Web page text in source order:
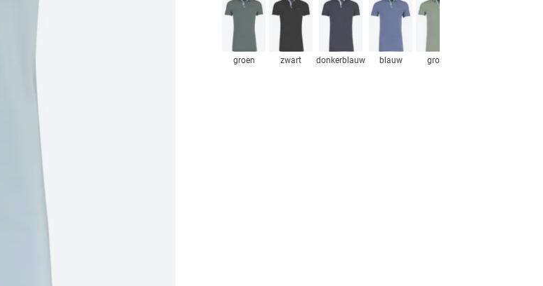
groen zwart donkerblauw blauw groen